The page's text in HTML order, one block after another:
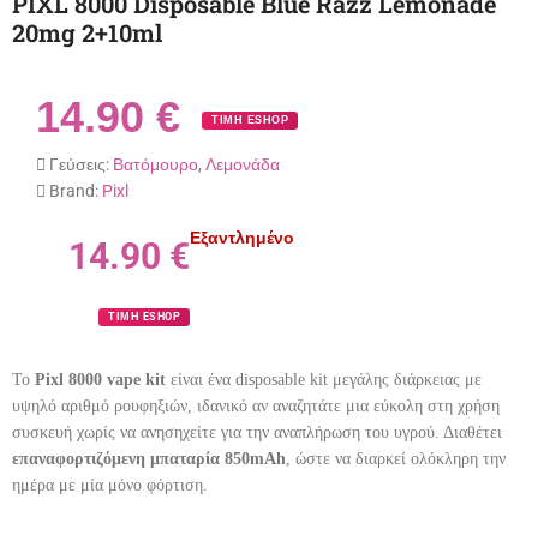
20mg 2+10ml
14.90 € ΤΙΜΗ ESHOP
Γεύσεις: Βατόμουρο, Λεμονάδα
Brand: Pixl
14.90 €
ΤΙΜΗ ESHOP
Εξαντλημένο
Το Pixl 8000 vape kit είναι ένα disposable kit μεγάλης διάρκειας με
υψηλό αριθμό ρουφηξιών, ιδανικό αν αναζητάτε μια εύκολη στη χρήση
συσκευή χωρίς να ανησηχείτε για την αναπλήρωση του υγρού. Διαθέτει
επαναφορτιζόμενη μπαταρία 850mAh, ώστε να διαρκεί ολόκληρη την
ημέρα με μία μόνο φόρτιση.